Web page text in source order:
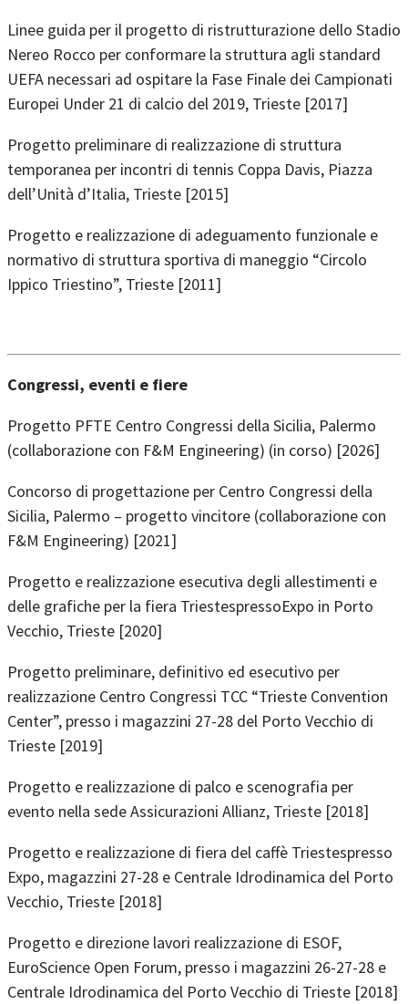
Linee guida per il progetto di ristrutturazione dello Stadio
Nereo Rocco per conformare la struttura agli standard
UEFA necessari ad ospitare la Fase Finale dei Campionati
Europei Under 21 di calcio del 2019, Trieste [2017]
Progetto preliminare di realizzazione di struttura
temporanea per incontri di tennis Coppa Davis, Piazza
dell’Unità d’Italia, Trieste [2015]
Progetto e realizzazione di adeguamento funzionale e
normativo di struttura sportiva di maneggio “Circolo
Ippico Triestino”, Trieste [2011]
Congressi, eventi e fiere
Progetto PFTE Centro Congressi della Sicilia, Palermo
(collaborazione con F&M Engineering) (in corso) [2026]
Concorso di progettazione per Centro Congressi della
Sicilia, Palermo – progetto vincitore (collaborazione con
F&M Engineering) [2021]
Progetto e realizzazione esecutiva degli allestimenti e
delle grafiche per la fiera TriestespressoExpo in Porto
Vecchio, Trieste [2020]
Progetto preliminare, definitivo ed esecutivo per
realizzazione Centro Congressi TCC “Trieste Convention
Center”, presso i magazzini 27-28 del Porto Vecchio di
Trieste [2019]
Progetto e realizzazione di palco e scenografia per
evento nella sede Assicurazioni Allianz, Trieste [2018]
Progetto e realizzazione di fiera del caffè Triestespresso
Expo, magazzini 27-28 e Centrale Idrodinamica del Porto
Vecchio, Trieste [2018]
Progetto e direzione lavori realizzazione di ESOF,
EuroScience Open Forum, presso i magazzini 26-27-28 e
Centrale Idrodinamica del Porto Vecchio di Trieste [2018]